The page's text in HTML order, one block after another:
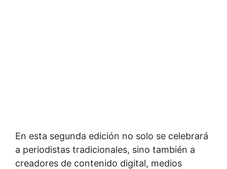
En esta segunda edición no solo se celebrará
a periodistas tradicionales, sino también a
creadores de contenido digital, medios